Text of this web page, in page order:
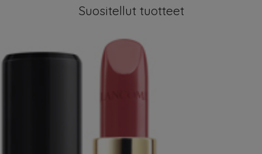
Suositellut tuotteet